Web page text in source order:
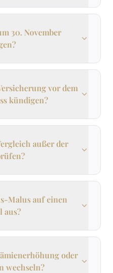
30. November
vor dem
kündigen?
außer der
Malus auf einen
aus?
oder
wechseln?